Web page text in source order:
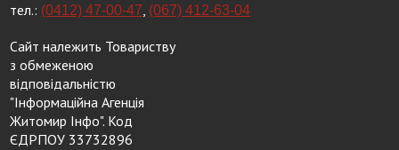
тел.: (0412) 47-00-47, (067) 412-63-04
Сайт належить Товариству
з обмеженою
відповідальністю
"Інформаційна Агенція
Житомир Інфо". Код
ЄДРПОУ 33732896